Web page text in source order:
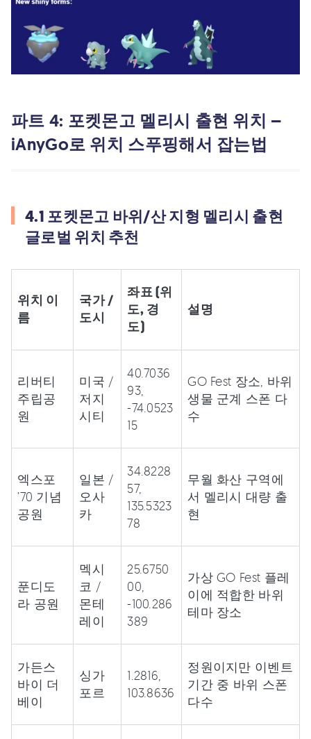
파트 4: 포켓몬고 멜리시 출현 위치 –
iAnyGo로 위치 스푸핑해서 잡는법
4.1 포켓몬고 바위/산 지형 멜리시 출현
글로벌 위치 추천
위치 이
름
국가 /
도시
좌표 (위
도, 경
도)
설명
리버티
주립공
원
미국 /
저지
시티
40.7036
93,
-74.0523
15
GO Fest 장소, 바위
생물 군계 스폰 다
수
엑스포
’70 기념
공원
일본 /
오사
카
34.8228
57,
135.5323
78
무월 화산 구역에
서 멜리시 대량 출
현
푼디도
라 공원
멕시
코 /
몬테
레이
25.6750
00,
-100.286
389
가상 GO Fest 플레
이에 적합한 바위
테마 장소
가든스
바이 더
베이
싱가
포르
1.2816,
103.8636
정원이지만 이벤트
기간 중 바위 스폰
다수